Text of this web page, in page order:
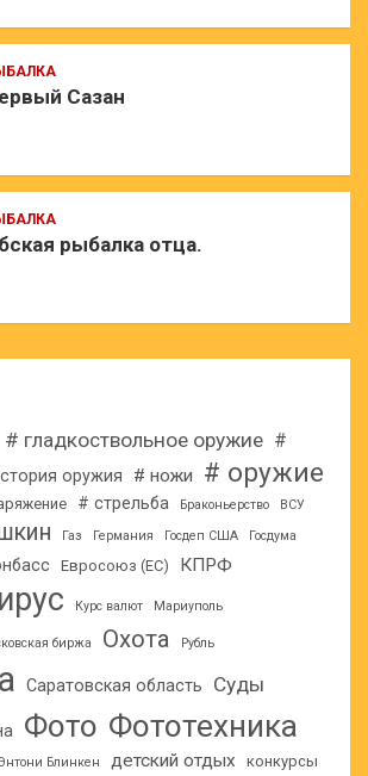
Сазан
рыбалка отца.
# гладкоствольное оружие #
оружия # ножи # оружие
# стрельба Браконьерство ВСУ
Газ Германия Госдеп США Госдума
Евросоюз (ЕС) КПРФ
Курс валют Мариуполь
биржа Охота Рубль
Саратовская область Суды
Фото Фототехника
Блинкен детский отдых конкурсы